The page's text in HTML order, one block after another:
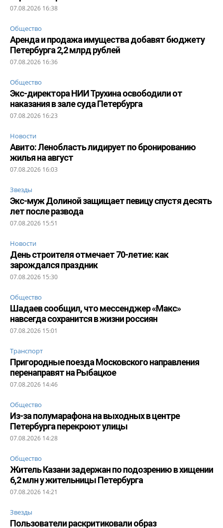
07.08.2026 16:38
Общество
Аренда и продажа имущества добавят бюджету
Петербурга 2,2 млрд рублей
07.08.2026 16:36
Общество
Экс-директора НИИ Трухина освободили от
наказания в зале суда Петербурга
07.08.2026 16:23
Новости
Авито: Ленобласть лидирует по бронированию
жилья на август
07.08.2026 16:03
Звезды
Экс-муж Долиной защищает певицу спустя десять
лет после развода
07.08.2026 15:51
Новости
День строителя отмечает 70-летие: как
зарождался праздник
07.08.2026 15:30
Общество
Шадаев сообщил, что мессенджер «Макс»
навсегда сохранится в жизни россиян
07.08.2026 15:01
Транспорт
Пригородные поезда Московского направления
перенаправят на Рыбацкое
07.08.2026 14:46
Общество
Из-за полумарафона на выходных в центре
Петербурга перекроют улицы
07.08.2026 14:28
Общество
Житель Казани задержан по подозрению в хищении
6,2 млн у жительницы Петербурга
07.08.2026 14:21
Звезды
Пользователи раскритиковали образ